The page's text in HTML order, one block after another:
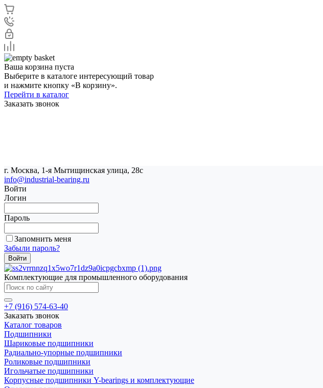
Ваша корзина пуста
Выберите в каталоге интересующий товар
и нажмите кнопку «В корзину».
Перейти в каталог
Заказать звонок
г. Москва, 1-я Мытищинская улица, 28с
info@industrial-bearing.ru
Войти
Логин
Пароль
Запомнить меня
Забыли пароль?
Комплектующие для промышленного оборудования
+7 (916) 574-63-40
Заказать звонок
Каталог товаров
Подшипники
Шариковые подшипники
Радиально-упорные подшипники
Роликовые подшипники
Игольчатые подшипники
Корпусные подшипники Y-bearings и комплектующие